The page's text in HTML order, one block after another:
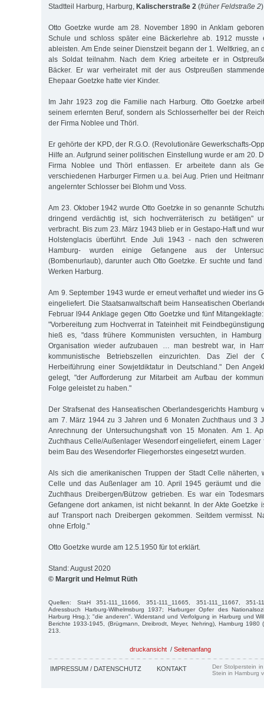
Stadtteil Harburg, Harburg, Kalischerstraße 2 (früher Feldstraße 2)
Otto Goetzke wurde am 28. November 1890 in Anklam
Schule und schloss später eine Bäckerlehre ab. 1912 musste
ableisten. Am Ende seiner Dienstzeit begann der 1. Weltkrieg, an
als Soldat teilnahm. Nach dem Krieg arbeitete er in
Bäcker. Er war verheiratet mit der aus Ostpreußen
Ehepaar Goetzke hatte vier Kinder.
Im Jahr 1923 zog die Familie nach Harburg. Otto Goetzke
seinem erlernten Beruf, sondern als Schlosserhelfer bei der
der Firma Noblee und Thörl.
Er gehörte der KPD, der R.G.O. (Revolutionäre Gewerkschafts-
Hilfe an. Aufgrund seiner politischen Einstellung wurde er am 20.
Firma Noblee und Thörl entlassen. Er arbeitete dann als
verschiedenen Harburger Firmen u.a. bei Aug. Prien und
angelernter Schlosser bei Blohm und Voss.
Am 23. Oktober 1942 wurde Otto Goetzke in so genannte
dringend verdächtig ist, sich hochverräterisch zu betätigen"
verbracht. Bis zum 23. März 1943 blieb er in Gestapo-Haft und
Holstenglacis überführt. Ende Juli 1943 - nach den
Hamburg- wurden einige Gefangene aus der
(Bombenurlaub), darunter auch Otto Goetzke. Er suchte und
Werken Harburg.
Am 9. September 1943 wurde er erneut verhaftet und wieder ins
eingeliefert. Die Staatsanwaltschaft beim Hanseatischen
Februar l944 Anklage gegen Otto Goetzke und fünf
"Vorbereitung zum Hochverrat in Tateinheit mit
hieß es, "dass frühere Kommunisten versuchten, in
Organisation wieder aufzubauen … man bestrebt war, in
kommunistische Betriebszellen einzurichten. Das Ziel der
Herbeiführung einer Sowjetdiktatur in Deutschland." Den
gelegt, "der Aufforderung zur Mitarbeit am Aufbau der
Folge geleistet zu haben."
Der Strafsenat des Hanseatischen Oberlandesgerichts Hamburg
am 7. März 1944 zu 3 Jahren und 6 Monaten Zuchthaus und 3
Anrechnung der Untersuchungshaft von 15 Monaten. Am 1.
Zuchthaus Celle/Außenlager Wesendorf eingeliefert, einem Lager
beim Bau des Wesendorfer Fliegerhorstes eingesetzt wurden.
Als sich die amerikanischen Truppen der Stadt Celle näherten,
Celle und das Außenlager am 10. April 1945 geräumt und die
Zuchthaus Dreibergen/Bützow getrieben. Es war ein
Gefangene dort ankamen, ist nicht bekannt. In der Akte Goetzke
auf Transport nach Dreibergen gekommen. Seitdem vermisst.
ohne Erfolg."
Otto Goetzke wurde am 12.5.1950 für tot erklärt.
Stand: August 2020
© Margrit und Helmut Rüth
Quellen: StaH 351-111_11666, 351-111_11665, 351-111_11667, 351-
Adressbuch Harburg-Wilhelmsburg 1937; Harburger Opfer des
Harburg Hrsg.); "die anderen". Widerstand und Verfolgung in Harburg und
Berichte 1933-1945, (Brügmann, Dreibrodt, Meyer, Nehring), Hamburg
213.
druckansicht / Seitenanfang
IMPRESSUM / DATENSCHUTZ KONTAKT
Der Stolperstein
Stein in Hamburg